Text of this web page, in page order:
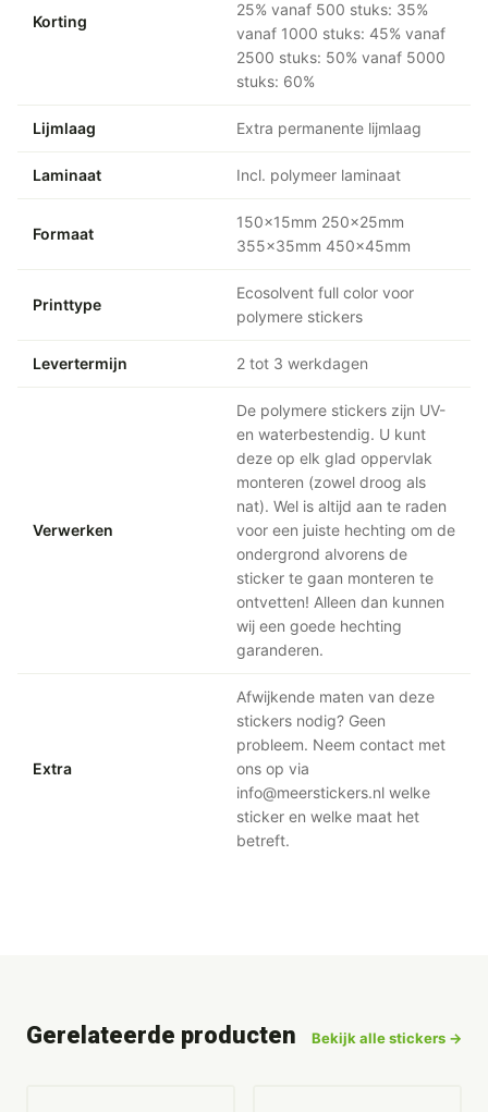
Korting
25% vanaf 500 stuks: 35%
vanaf 1000 stuks: 45% vanaf
2500 stuks: 50% vanaf 5000
stuks: 60%
Lijmlaag Extra permanente lijmlaag
Laminaat Incl. polymeer laminaat
Formaat
150x15mm 250x25mm
355x35mm 450x45mm
Printtype
Ecosolvent full color voor
polymere stickers
Levertermijn 2 tot 3 werkdagen
Verwerken
De polymere stickers zijn UV-
en waterbestendig. U kunt
deze op elk glad oppervlak
monteren (zowel droog als
nat). Wel is altijd aan te raden
voor een juiste hechting om de
ondergrond alvorens de
sticker te gaan monteren te
ontvetten! Alleen dan kunnen
wij een goede hechting
garanderen.
Extra
Afwijkende maten van deze
stickers nodig? Geen
probleem. Neem contact met
ons op via
info@meerstickers.nl welke
sticker en welke maat het
betreft.
Gerelateerde producten Bekijk alle stickers →